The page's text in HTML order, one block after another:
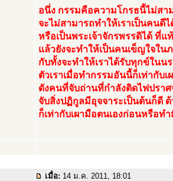
อนึ่ง กรรมคือความโกรธนี้ไม่สา
จะไม่สามารถทำให้เราเป็นคนดี
หรือเป็นพระเจ้าจักรพรรดิได้ ที่
แล้วยังจะทำให้เป็นคนเข็ญใจใน
กับทั้งจะทำให้เราได้รับทุกข์ในน
ตัวเราเมื่อทำกรรมอันนี้ก็เท่ากับ
ดังคนที่จับถ่านที่กำลังติดไฟปราศ
จับสิ่งปฏิกูลมีอุจจาระเป็นต้นก็ดี
ก็เท่ากับเผามือตนเองก่อนหรือท
เมื่อ: 14 ม.ค. 2011, 18:01